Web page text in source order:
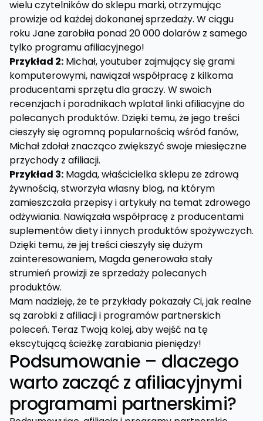
wielu czytelników do sklepu marki, otrzymując
prowizje od każdej dokonanej sprzedaży. W ciągu
roku Jane zarobiła ponad 20 000 dolarów z samego
tylko programu afiliacyjnego!
Przykład 2: Michał, youtuber zajmujący się grami
komputerowymi, nawiązał współpracę z kilkoma
producentami sprzętu dla graczy. W swoich
recenzjach i poradnikach wplatał linki afiliacyjne do
polecanych produktów. Dzięki temu, że jego treści
cieszyły się ogromną popularnością wśród fanów,
Michał zdołał znacząco zwiększyć swoje miesięczne
przychody z afiliacji.
Przykład 3: Magda, właścicielka sklepu ze zdrową
żywnością, stworzyła własny blog, na którym
zamieszczała przepisy i artykuły na temat zdrowego
odżywiania. Nawiązała współpracę z producentami
suplementów diety i innych produktów spożywczych.
Dzięki temu, że jej treści cieszyły się dużym
zainteresowaniem, Magda generowała stały
strumień prowizji ze sprzedaży polecanych
produktów.
Mam nadzieję, że te przykłady pokazały Ci, jak realne
są zarobki z afiliacji i programów partnerskich
poleceń. Teraz Twoją kolej, aby wejść na tę
ekscytującą ścieżkę zarabiania pieniędzy!
Podsumowanie – dlaczego
warto zacząć z afiliacyjnymi
programami partnerskimi?